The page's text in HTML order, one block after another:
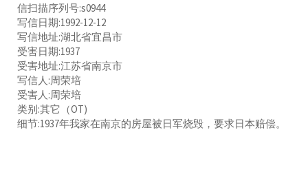
信扫描序列号:s0944
写信日期:1992-12-12
写信地址:湖北省宜昌市
受害日期:1937
受害地址:江苏省南京市
写信人:周荣培
受害人:周荣培
类别:其它（OT)
细节:1937年我家在南京的房屋被日军烧毁，要求日本赔偿。